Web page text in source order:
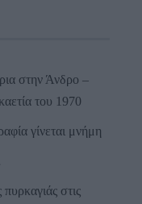
στην Άνδρο –
του 1970
γίνεται μνήμη
στις